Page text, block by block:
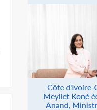
Côte d'Ivoire-
Meyliet Koné
Anand,